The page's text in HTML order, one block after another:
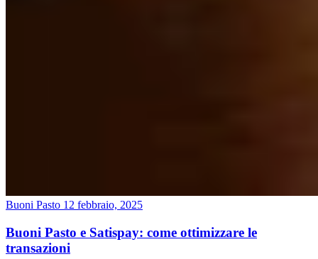
Buoni Pasto 12 febbraio, 2025
Buoni Pasto e Satispay: come ottimizzare le
transazioni